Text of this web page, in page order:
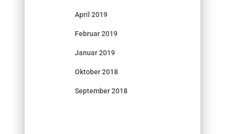
April 2019
Februar 2019
Januar 2019
Oktober 2018
September 2018